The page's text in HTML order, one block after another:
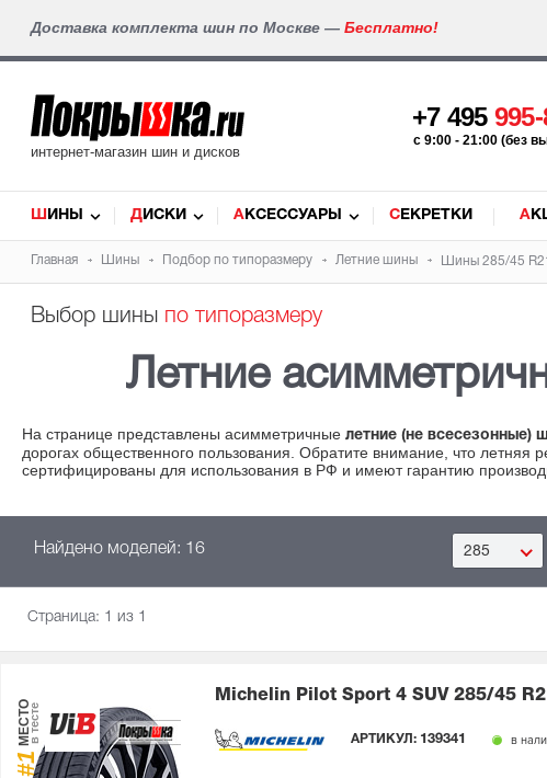
Доставка комплекта шин по Москве — Бесплатно!
интернет-магазин шин и дисков
+7 495
c 9:00 - 21:00 (без
ШИНЫ ДИСКИ АКСЕССУАРЫ СЕКРЕТКИ
Главная Шины Подбор по типоразмеру Летние шины Шины 285/45 R21
Выбор шины по типоразмеру
Летние
На странице представлены асимметричные летние (не всесезонные)
дорогах общественного пользования. Обратите внимание, что
сертифицированы для использования в РФ и имеют гарантию
Найдено моделей: 16 285
Страница: 1 из 1
#1
МЕСТОв тесте
Michelin Pilot Sport 4 SUV 285/45
АРТИКУЛ: 139341 в